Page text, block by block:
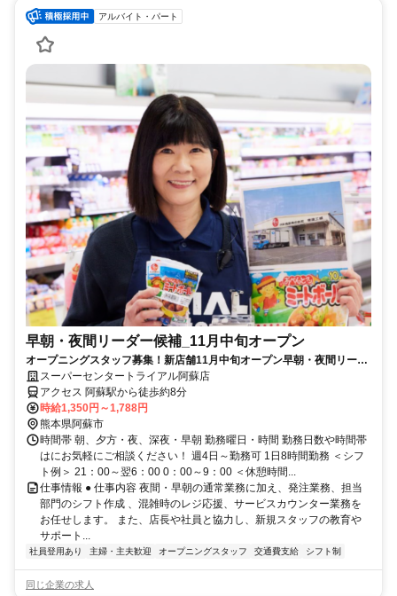
アルバイト・パート
早朝・夜間リーダー候補_11月中旬オープン
オープニングスタッフ募集！新店舗11月中旬オープン早朝・夜間リーダ
ー候補募集※業務経験要
スーパーセンタートライアル阿蘇店
アクセス 阿蘇駅から徒歩約8分
時給1,350円～1,788円
熊本県阿蘇市
時間帯 朝、夕方・夜、深夜・早朝 勤務曜日・時間 勤務日数や時間帯
はにお気軽にご相談ください！ 週4日～勤務可 1日8時間勤務 ＜シフ
ト例＞ 21：00～翌6：00 0：00～9：00 ＜休憩時間...
仕事情報 ● 仕事内容 夜間・早朝の通常業務に加え、発注業務、担当
部門のシフト作成 、混雑時のレジ応援、サービスカウンター業務を
お任せします。 また、店長や社員と協力し、新規スタッフの教育や
サポート...
社員登用あり 主婦・主夫歓迎 オープニングスタッフ 交通費支給 シフト制
同じ企業の求人